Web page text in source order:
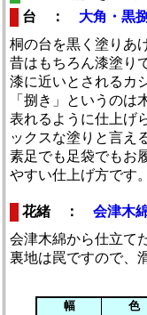
台 ： 大角・黒
桐の台を黒く塗りあ
昔はもちろん漆塗り
漆に近いとされるカ
「捌き」というのは
表れるように仕上げ
ックスな塗りと言え
素足でも足袋でもお
やすい仕上げ方です。
花緒 ：会津木
会津木綿から仕立て
裏地は罠ですので、
幅
色